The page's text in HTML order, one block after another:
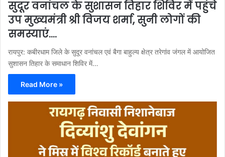
सुदूर वनांचल के सुशासन तिहार शिविर में पहुंचे
उप मुख्यमंत्री श्री विजय शर्मा, सुनी लोगों की
समस्याएं….
रायपुर: कबीरधाम जिले के सुदूर वनांचल एवं बैगा बाहुल्य क्षेत्र तरेगांव जंगल में आयोजित
सुशासन तिहार के समाधान शिविर में…
Read More »